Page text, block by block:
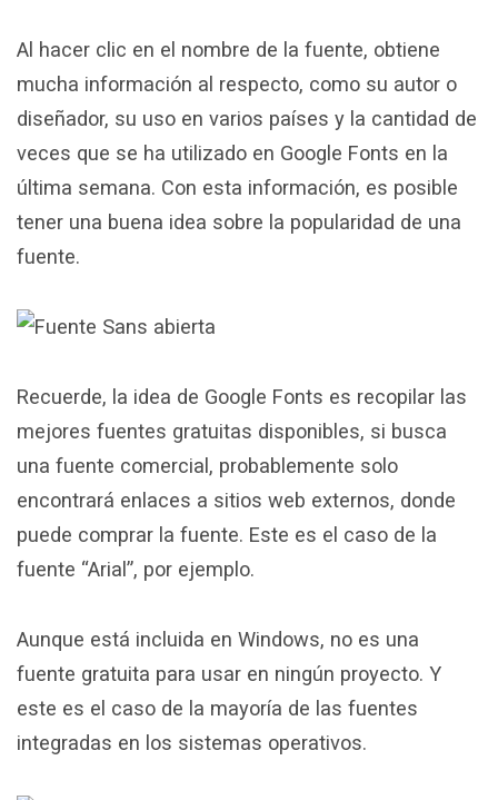
Al hacer clic en el nombre de la fuente, obtiene
mucha información al respecto, como su autor o
diseñador, su uso en varios países y la cantidad de
veces que se ha utilizado en Google Fonts en la
última semana. Con esta información, es posible
tener una buena idea sobre la popularidad de una
fuente.
Recuerde, la idea de Google Fonts es recopilar las
mejores fuentes gratuitas disponibles, si busca
una fuente comercial, probablemente solo
encontrará enlaces a sitios web externos, donde
puede comprar la fuente. Este es el caso de la
fuente “Arial”, por ejemplo.
Aunque está incluida en Windows, no es una
fuente gratuita para usar en ningún proyecto. Y
este es el caso de la mayoría de las fuentes
integradas en los sistemas operativos.